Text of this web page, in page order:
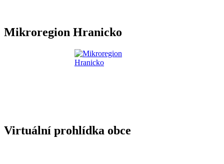
Mikroregion Hranicko
Virtuální prohlídka obce